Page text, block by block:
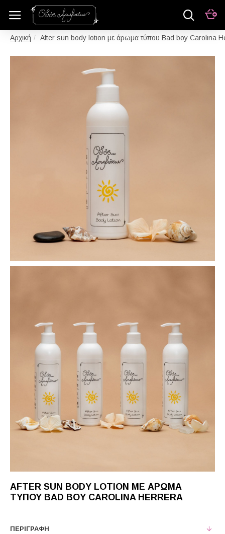
After sun body lotion με άρωμα τύπου Bad boy Carolina
AFTER SUN BODY LOTION ΜΕ ΆΡΩΜΑ
ΤΎΠΟΥ BAD BOY CAROLINA HERRERA
ΠΕΡΙΓΡΑΦΉ